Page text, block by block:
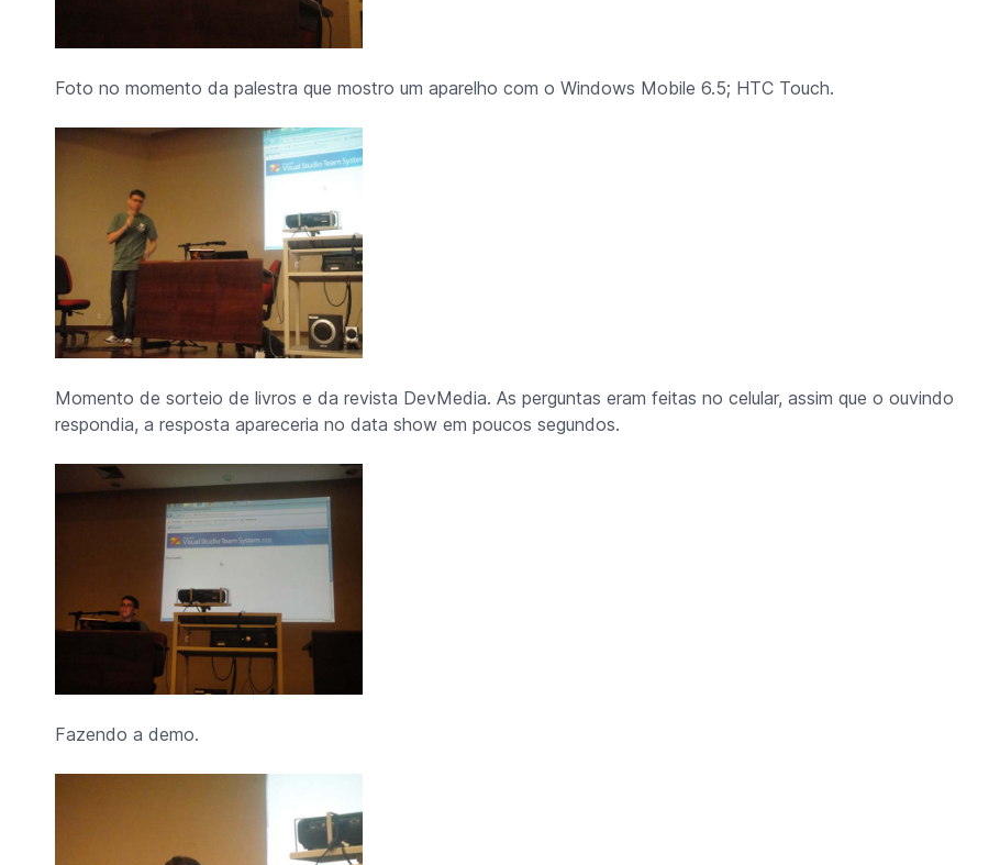
Foto no momento da palestra que mostro um aparelho com o Windows Mobile 6.5; HTC Touch.
Momento de sorteio de livros e da revista DevMedia. As perguntas eram feitas no celular, assim que o ouvindo
respondia, a resposta apareceria no data show em poucos segundos.
Fazendo a demo.